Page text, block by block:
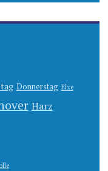
Donnerstag Elze
Harz